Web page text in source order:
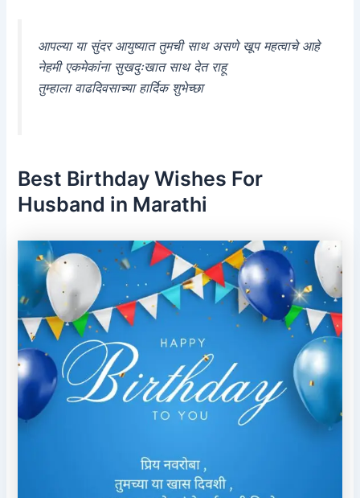
आपल्या या सुंदर आयुष्यात तुमची साथ असणे खूप महत्वाचे आहे
नेहमी एकमेकांना सुखदुःखात साथ देत राहू
तुम्हाला वाढदिवसाच्या हार्दिक शुभेच्छा
Best Birthday Wishes For
Husband in Marathi